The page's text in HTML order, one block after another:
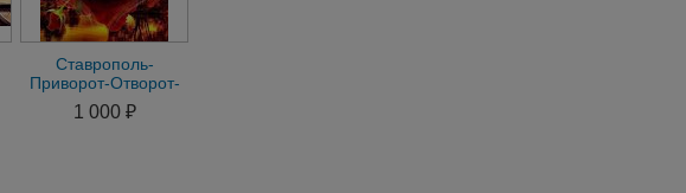
Ставрополь-
Приворот-Отворот-
Привязка-Присушка-
Гадание-Магия
1 000 ₽